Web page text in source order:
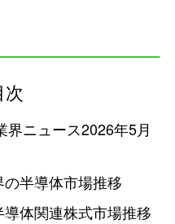
次
ニュース2026年5月
半導体市場推移
体関連株式市場推移